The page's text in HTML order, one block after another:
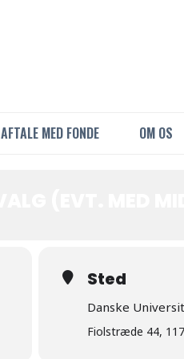
AFTALE MED FONDE OM OS
Sted
Danske
Fiolstræde 44,